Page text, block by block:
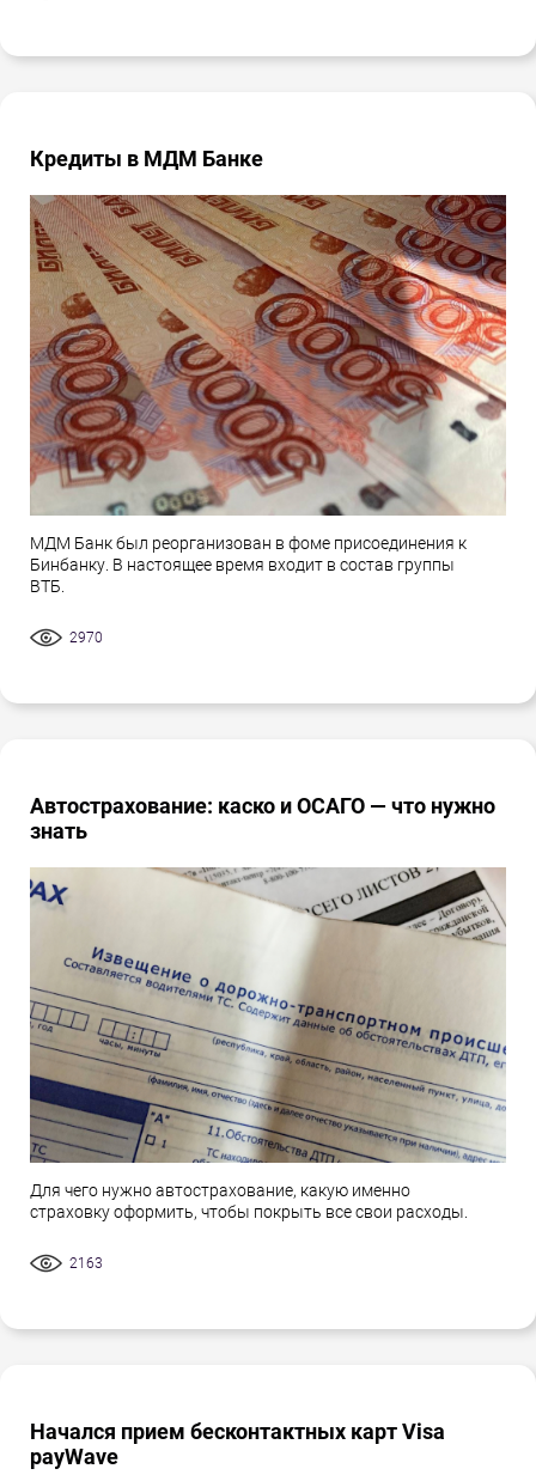
Кредиты в МДМ Банке
МДМ Банк был реорганизован в фоме присоединения к
Бинбанку. В настоящее время входит в состав группы
ВТБ.
2970
Автострахование: каско и ОСАГО — что нужно
знать
Для чего нужно автострахование, какую именно
страховку оформить, чтобы покрыть все свои расходы.
2163
Начался прием бесконтактных карт Visa
payWave